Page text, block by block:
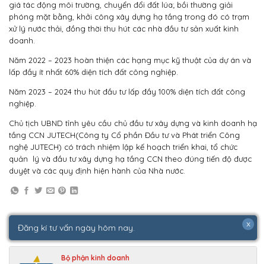
Đăng kí tư vấn ngày hôm nay. x
Bộ phận kinh doanh
giá tác động môi trường, chuyển đổi đất lúa; bồi thường giải
phóng mặt bằng, khởi công xây dựng hạ tầng trong đó có trạm
xử lý nước thải, đồng thời thu hút các nhà đầu tư sản xuất kinh
doanh.
Năm 2022 – 2023 hoàn thiện các hạng mục kỹ thuật của dự án và
lấp đầy ít nhất 60% diện tích đất công nghiệp.
Năm 2023 – 2024 thu hút đầu tư lấp đầy 100% diện tích đất công
nghiệp.
Chủ tịch UBND tỉnh yêu cầu chủ đầu tư xây dựng và kinh doanh hạ
tầng CCN JUTECH(Công ty Cổ phần Đầu tư và Phát triển Công
nghệ JUTECH) có trách nhiệm lập kế hoạch triển khai, tổ chức
quản lý và đầu tư xây dựng hạ tầng CCN theo đúng tiến độ được
duyệt và các quy định hiện hành của Nhà nước.